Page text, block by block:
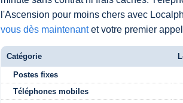
l'Ascension pour moins chers avec
vous dès maintenantet votre premier
Catégorie
Postes fixes
Téléphones mobiles